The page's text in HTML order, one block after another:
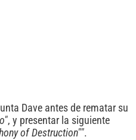
Dave antes de rematar su
, y presentar la siguiente
of Destruction"".